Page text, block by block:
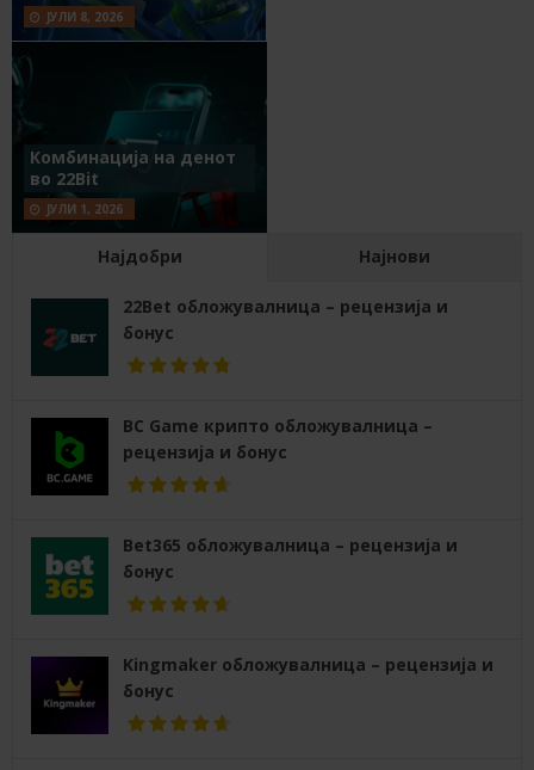
ЈУЛИ 8, 2026
Комбинација на денот
во 22Bit
ЈУЛИ 1, 2026
Најдобри Најнови
22Bet обложувалница – рецензија и
бонус
BC Game крипто обложувалница –
рецензија и бонус
Bet365 обложувалница – рецензија и
бонус
Kingmaker обложувалница – рецензија и
бонус